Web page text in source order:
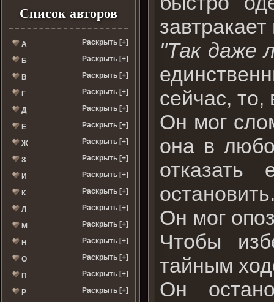
Список авторов
А Раскрыть [+]
Б Раскрыть [+]
В Раскрыть [+]
Г Раскрыть [+]
Д Раскрыть [+]
Е Раскрыть [+]
Ж Раскрыть [+]
З Раскрыть [+]
И Раскрыть [+]
К Раскрыть [+]
Л Раскрыть [+]
М Раскрыть [+]
Н Раскрыть [+]
О Раскрыть [+]
П Раскрыть [+]
Р Раскрыть [+]
"Так даже
сейчас,
Он мог
она в
Он мог
Чтобы
тайным
Он